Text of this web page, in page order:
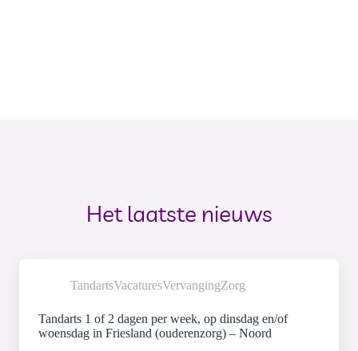
Het laatste nieuws
TandartsVacaturesVervangingZorg
Tandarts 1 of 2 dagen per week, op dinsdag en/of
woensdag in Friesland (ouderenzorg) – Noord